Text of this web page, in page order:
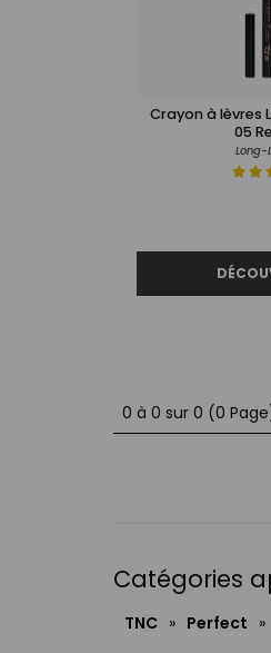
Crayon à lèvres
05
Long-
0 à 0 sur 0 (0
Catégories
TNC » Perfect »